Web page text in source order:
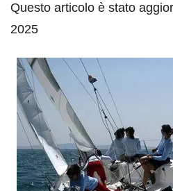
Questo articolo è stato
2025